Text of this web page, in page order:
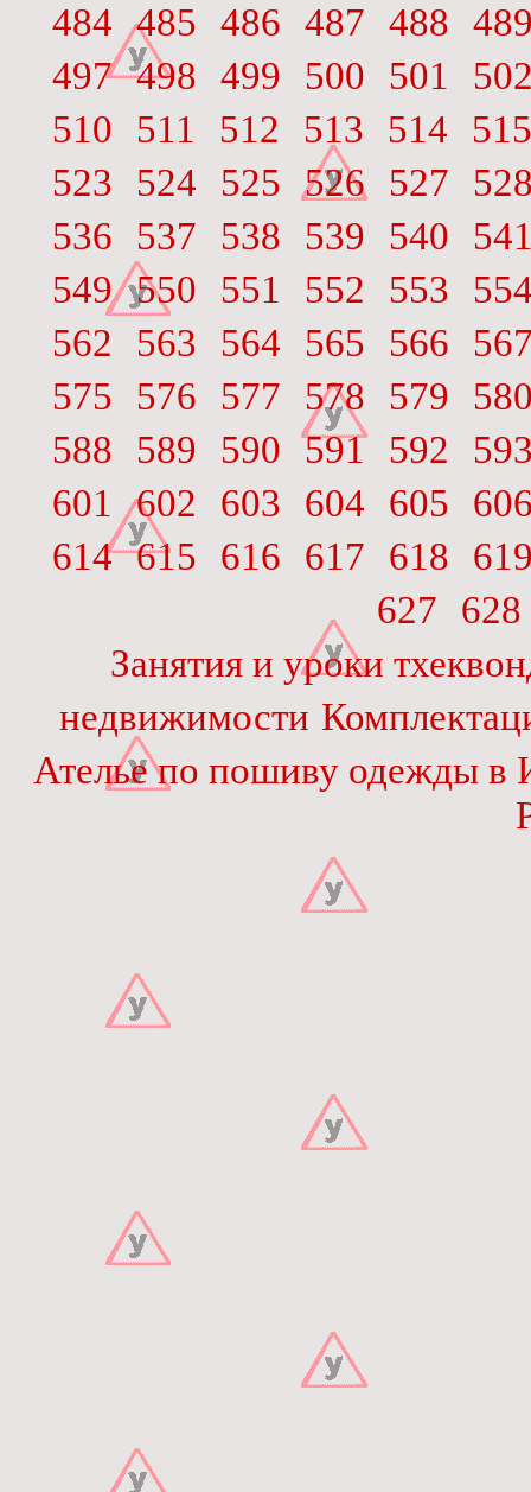
484 485 486 487 488
497 498 499 500 501
510
511 512 513 514
515
523
524 525 526 527
536
537 538 539 540
549 550 551 552 553
562
563 564 565 566
575
576 577 578 579
588
589 590 591 592
601
602 603 604 605
614 615 616 617 618
627
628
Занятия и уроки
недвижимости
Ателье по пошиву одежды в